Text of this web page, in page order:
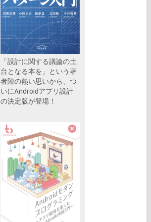
「設計に関する議論の土
台となる本を」という著
者陣の熱い思いから、つ
いにAndroidアプリ設計
の決定版が登場！